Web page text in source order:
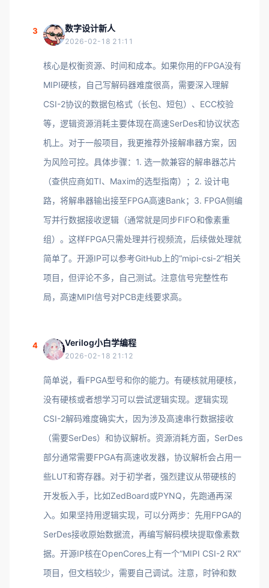
3 数字设计新人
2026-02-18 21:11
核心是权衡资源、时间和成本。如果你用的FPGA没有
MIPI硬核，自己写解码器难度很高，需要深入理解
CSI-2协议的数据包格式（长包、短包）、ECC校验
等，逻辑资源消耗主要体现在高速SerDes和协议状态
机上。对于一般项目，我更推荐外接解串器方案，因
为风险可控。具体步骤：1. 选一款兼容的解串器芯片
（查供应商如TI、Maxim的选型指南）；2. 设计电
路，将解串器输出接至FPGA高速Bank；3. FPGA侧编
写并行数据接收逻辑（通常就是同步FIFO和像素重
组）。这样FPGA只需处理并行视频流，后续做处理就
简单了。开源IP可以参考GitHub上的“mipi-csi-2”相关
项目，但评论不多，自己测试。注意信号完整性布
局，高速MIPI信号对PCB走线要求高。
4 Verilog小白学编程
2026-02-18 21:12
简单说，看FPGA型号和你的能力。有硬核就用硬核，
没有硬核或者想学习可以尝试逻辑实现。逻辑实现
CSI-2解码难度确实大，因为涉及高速串行数据接收
（需要SerDes）和协议解析。资源消耗方面，SerDes
部分通常需要FPGA有高速收发器，协议解析会占用一
些LUT和寄存器。对于初学者，强烈建议从带硬核的
开发板入手，比如ZedBoard或PYNQ，先跑通再深
入。如果坚持用逻辑实现，可以分两步：先用FPGA的
SerDes接收原始数据流，再编写解码模块提取像素数
据。开源IP核在OpenCores上有一个“MIPI CSI-2 RX”
项目，但文档较少，需要自己调试。注意，时钟和数